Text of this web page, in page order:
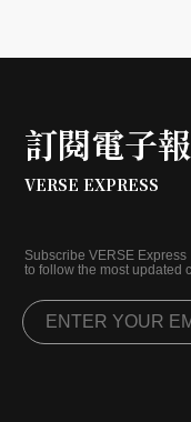
訂閱電子報
VERSE EXPRESS
Subscribe VERSE Express
to follow the most updated